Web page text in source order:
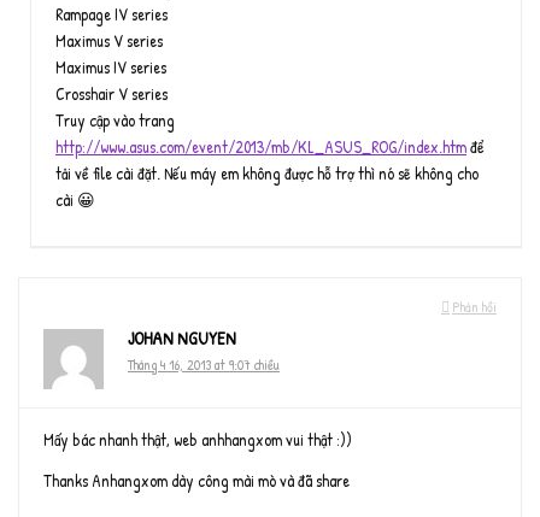
Rampage IV series
Maximus V series
Maximus IV series
Crosshair V series
Truy cập vào trang
http://www.asus.com/event/2013/mb/KL_ASUS_ROG/index.htmđể
tải về file cài đặt. Nếu máy em không được hỗ trợ thì nó sẽ không cho
cài 😀
Phản hồi
JOHAN NGUYEN
Tháng 4 16, 2013 at 9:07 chiều
Mấy bác nhanh thật, web anhhangxom vui thật :))
Thanks Anhangxom dày công mài mò và đã share